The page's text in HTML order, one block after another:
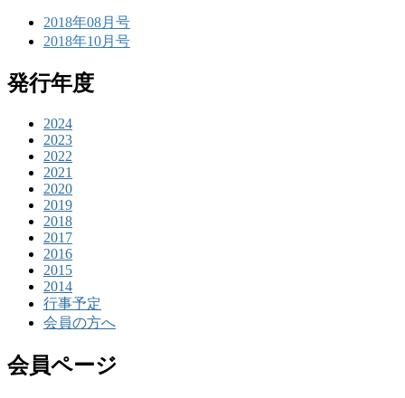
2018年08月号
2018年10月号
発行年度
2024
2023
2022
2021
2020
2019
2018
2017
2016
2015
2014
行事予定
会員の方へ
会員ページ